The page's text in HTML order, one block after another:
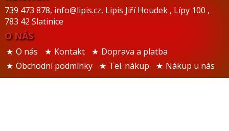
739 473 878, info@lipis.cz, Lipis Jiří Houdek , Lípy 100 ,
783 42 Slatinice
O NÁS
O nás Kontakt
Doprava a platba
Obchodní podmínky
Tel. nákup Nákup u nás